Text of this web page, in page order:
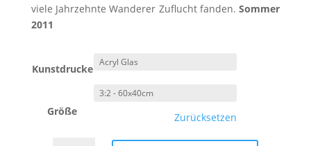
viele Jahrzehnte Wanderer Zuflucht fanden.Sommer
2011
Kunstdrucke
Größe Zurücksetzen